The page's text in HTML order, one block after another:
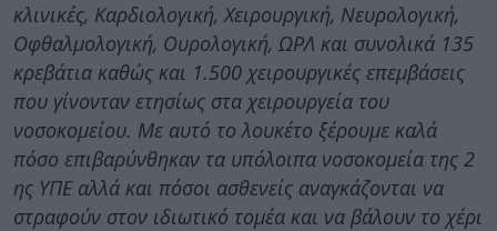
κλινικές, Καρδιολογική, Χειρουργική, Νευρολογική,
Οφθαλμολογική, Ουρολογική, ΩΡΛ και συνολικά 135
κρεβάτια καθώς και 1.500 χειρουργικές επεμβάσεις
που γίνονταν ετησίως στα χειρουργεία του
νοσοκομείου. Με αυτό το λουκέτο ξέρουμε καλά
πόσο επιβαρύνθηκαν τα υπόλοιπα νοσοκομεία της 2
ης ΥΠΕ αλλά και πόσοι ασθενείς αναγκάζονται να
στραφούν στον ιδιωτικό τομέα και να βάλουν το χέρι